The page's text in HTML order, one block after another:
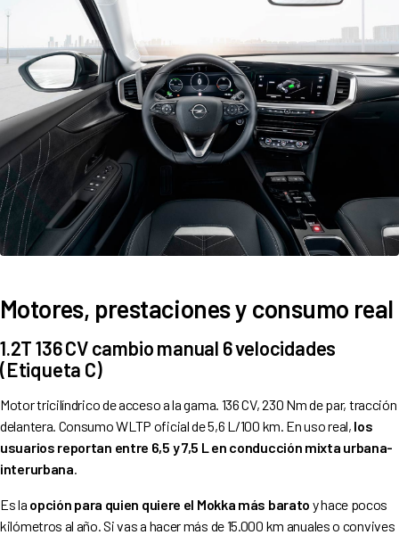
Motores, prestaciones y consumo real
1.2T 136 CV cambio manual 6 velocidades
(Etiqueta C)
Motor tricilíndrico de acceso a la gama. 136 CV, 230 Nm de par, tracción
delantera. Consumo WLTP oficial de 5,6 L/100 km. En uso real, los
usuarios reportan entre 6,5 y 7,5 L en conducción mixta urbana-
interurbana
Es la opción para quien quiere el Mokka más barato y hace pocos
kilómetros al año. Si vas a hacer más de 15.000 km anuales o convives